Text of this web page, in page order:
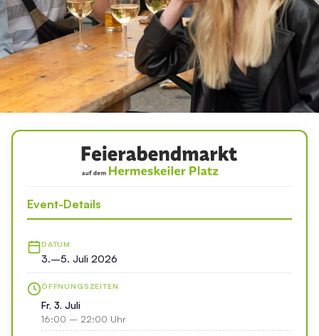
Event-Details
DATUM
3.–5. Juli 2026
ÖFFNUNGSZEITEN
Fr, 3. Juli
16:00 – 22:00 Uhr